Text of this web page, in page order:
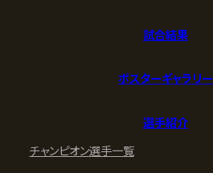
試合結果
ポスターギャラリー
選手紹介
チャンピオン選手一覧